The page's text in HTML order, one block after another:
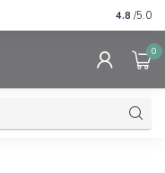
4.8 /5.0
0